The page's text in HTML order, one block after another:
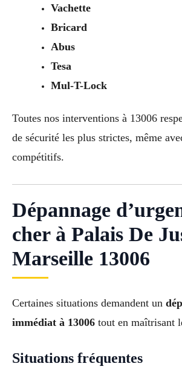
Vachette
Bricard
Abus
Tesa
Mul-T-Lock
Toutes nos interventions à 13006
de sécurité les plus strictes, même
compétitifs.
Dépannage
cher à Palais De
Marseille 13006
Certaines situations demandent un
immédiat à 13006 tout en maîtrisant
Situations fréquentes